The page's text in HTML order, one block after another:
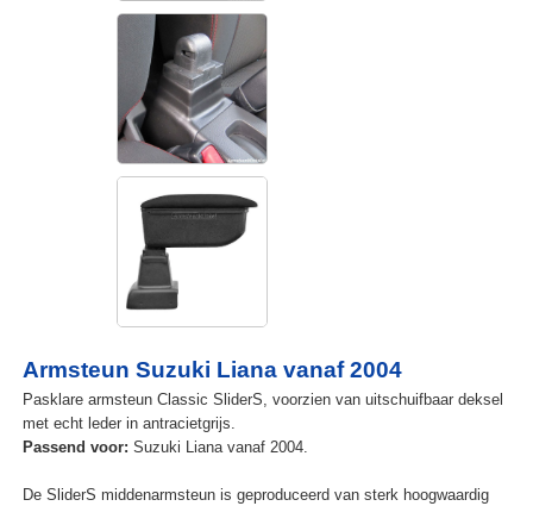
Armsteun Suzuki Liana vanaf 2004
Pasklare armsteun Classic SliderS, voorzien van uitschuifbaar deksel
met echt leder in antracietgrijs.
Passend voor: Suzuki Liana vanaf 2004.
De SliderS middenarmsteun is geproduceerd van sterk hoogwaardig